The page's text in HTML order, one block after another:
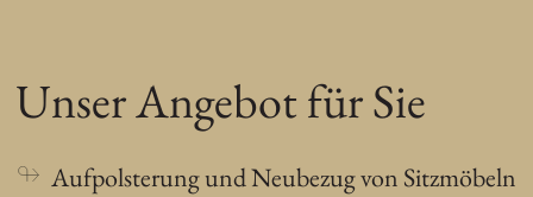
Unser Angebot für Sie
Aufpolsterung und Neubezug von Sitzmöbeln